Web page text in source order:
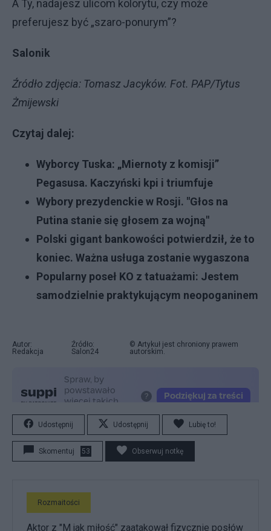
A Ty, nadajesz ulicom kolorytu, czy może
preferujesz być „szaro-ponurym”?
Salonik
Źródło zdjęcia: Tomasz Jacyków. Fot. PAP/Tytus
Żmijewski
Czytaj dalej:
Wyborcy Tuska: „Miernoty z komisji”
Pegasusa. Kaczyński kpi i triumfuje
Wybory prezydenckie w Rosji. "Głos na
Putina stanie się głosem za wojną"
Polski gigant bankowości potwierdził, że to
koniec. Ważna usługa zostanie wygaszona
Popularny poseł KO z tatuażami: Jestem
samodzielnie praktykującym neopoganinem
Autor:
Redakcja
Źródło:
Salon24
© Artykuł jest chroniony prawem
autorskim.
Udostępnij Udostępnij Lubię to!
Skomentuj 53 Obserwuj notkę
Rozmaitości
Aktor z "M jak miłość" zaatakował fizycznie posłów